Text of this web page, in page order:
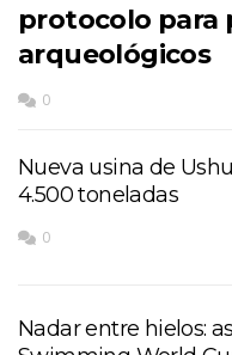
protocolo para
arqueológicos
0
Nueva usina de
4.500 toneladas
0
Nadar entre hielos: